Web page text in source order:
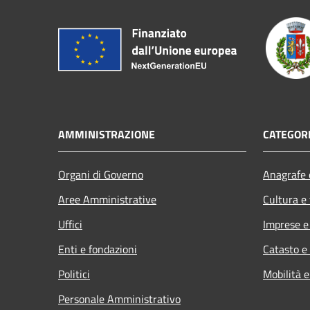
AMMINISTRAZIONE
Organi di Governo
Aree Amministrative
Uffici
Enti e fondazioni
Politici
Personale Amministrativo
Cultura
Imprese
Catasto
Mobilità